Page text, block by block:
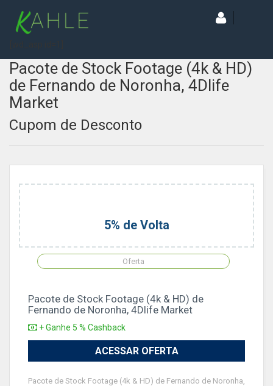
Pacote de Stock Footage (4k & HD)
de Fernando de Noronha, 4Dlife
Market
Cupom de Desconto
5% de Volta
Oferta
Pacote de Stock Footage (4k & HD) de
Fernando de Noronha, 4Dlife Market
+ Ganhe 5 % Cashback
ACESSAR OFERTA
Pacote de Stock Footage (4k & HD) de Fernando de Noronha,